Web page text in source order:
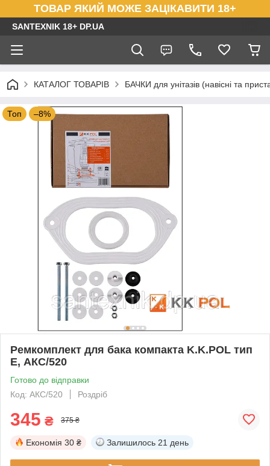
ТОВАР ЯКИЙ МОЖЕ ЗАЦІКАВИТИ 18+
SANTEXNIK 18+ DP.UA
КАТАЛОГ ТОВАРІВ БАЧКИ для унітазів (навісні та
Топ –8%
Ремкомплект для бака компакта K.K.POL тип
Е, АКС/520
Готово до відправки
Код: АКС/520
Роздріб
345 ₴ 375 ₴
Економія 30 ₴ Залишилось 21 день